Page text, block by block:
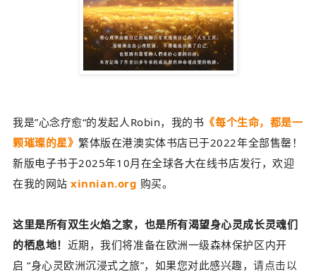
我是”心念疗愈“的发起人Robin，我的书 《每个生命，都是一
颗璀璨的星》繁体版在港澳实体书店已于2022年全部售罄！
新版电子书于2025年10月在全球各大在线书店发行，欢迎
在我的网站xinnian.org 购买。
这里是所有双生火焰之家，也是所有渴望身心灵成长灵魂们
的栖息地！ 近期，我们将准备在欧洲一级森林保护区内开
启“身心灵欧洲沉浸式之旅”， 如果您对此感兴趣，请点击以